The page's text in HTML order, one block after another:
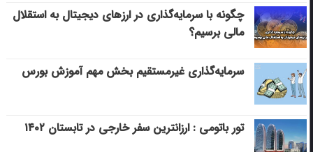
چگونه با سرمایه‌گذاری در ارزهای دیجیتال به استقلال
مالی برسیم؟
سرمایه‌گذاری غیرمستقیم بخش مهم آموزش بورس
تور باتومی : ارزانترین سفر خارجی در تابستان ۱۴۰۲